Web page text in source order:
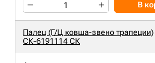
В
Палец (Г/Ц ковша-звено трапеции)
СК-6191114 СК